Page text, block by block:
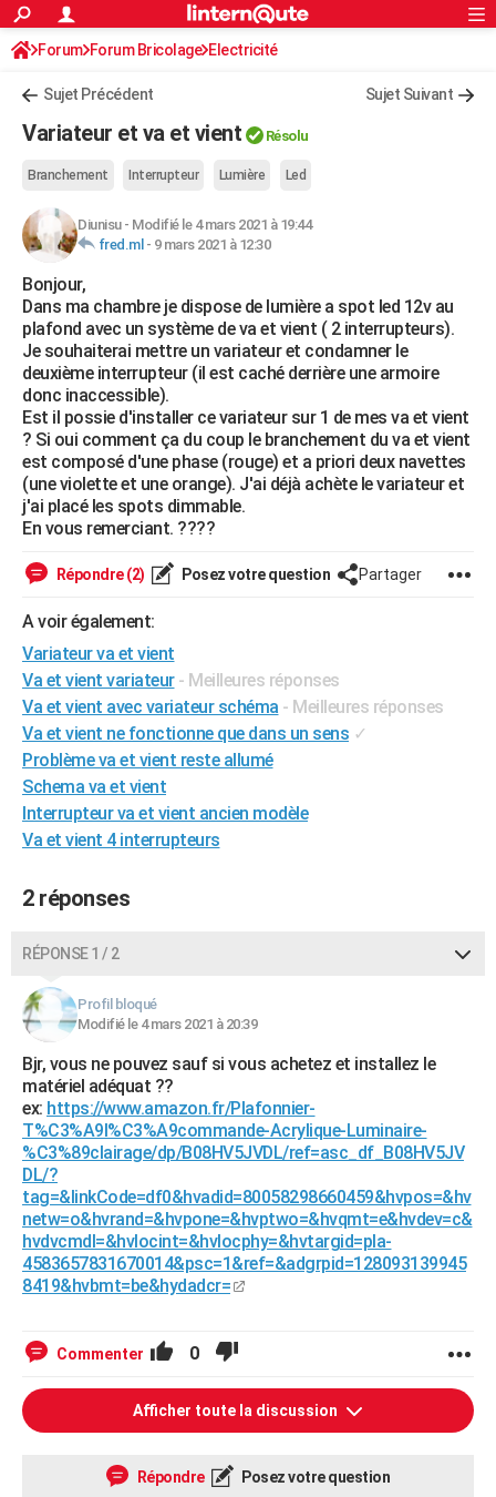
ACTUALITÉS
Politique
Société
Faits Divers
Education
Monde
Villes
+
AUTO
Essais
Réserver un essai
Citadines
Berlines
SUV
Forum auto
+HIGH-TECH
Mobiles
Meilleur smartphone
Internet
Ordinateurs
Jeux vidéo
Guide high-tech
+BRICOLAGE
Forum
Aménagement intérieur
Extérieur
Cuisine
Salle de bains
Jardinage
Rangement
WEEK-END
Guides de France
Escapades
Patrimoine
Expositions
Musées
Week-end nature
+LIFESTYLE
Art de vivre
Bien-être
Loisirs
Mode
Modes de vie
SANTE
Alimentation
Guide de la santé
Maladies
Médicaments
Sommeil
VOYAGE
Destinations
City break
Voyage nature
Voyage de noces
Forum
Climat
+PHOTO
GUIDES D'ACHAT
BONS PLANS
CARTE DE VOEUX
Carte de Noël
Carte Bonne année
Carte Saint-Valentin
Carte Pâques
Carte d'anniversaire
DICTIONNAIRE
Dictionnaire
Biographies
Citations
Expressions
Proverbes
COPAINS D'AVANT
S'inscrire
Se connecter
Lycées
Collèges
Primaires
Universités
Entreprises
Service militaire
Avis de recherche
AVIS DE DÉCÈS
S'inscrire
Connexion
Forum Forum Bricolage Electricité
Sujet Précédent Sujet Suivant
Variateur et va et vient Résolu
Branchement Interrupteur Lumière Led
Diunisu- Modifié le 4 mars 2021 à 19:44
fred.ml - 9 mars 2021 à 12:30
Bonjour,
Dans ma chambre je dispose de lumière a spot led 12v au
plafond avec un système de va et vient ( 2 interrupteurs).
Je souhaiterai mettre un variateur et condamner le
deuxième interrupteur (il est caché derrière une armoire
donc inaccessible).
Est il possie d'installer ce variateur sur 1 de mes va et vient
? Si oui comment ça du coup le branchement du va et vient
est composé d'une phase (rouge) et a priori deux navettes
(une violette et une orange). J'ai déjà achète le variateur et
j'ai placé les spots dimmable.
En vous remerciant. ????
Répondre (2) Posez votre question Partager
A voir également:
Variateur va et vient
Va et vient variateur - Meilleures réponses
Va et vient avec variateur schéma - Meilleures réponses
Va et vient ne fonctionne que dans un sens ✓
Problème va et vient reste allumé
Schema va et vient
Interrupteur va et vient ancien modèle
Va et vient 4 interrupteurs
2 réponses
RÉPONSE 1 / 2
Profil bloqué
Modifié le 4 mars 2021 à 20:39
Bjr, vous ne pouvez sauf si vous achetez et installez le
matériel adéquat ??
ex: https://www.amazon.fr/Plafonnier-
T%C3%A9l%C3%A9commande-Acrylique-Luminaire-
%C3%89clairage/dp/B08HV5JVDL/ref=asc_df_B08HV5JV
DL/?
tag=&linkCode=df0&hvadid=80058298660459&hvpos=&hv
netw=o&hvrand=&hvpone=&hvptwo=&hvqmt=e&hvdev=c&
hvdvcmdl=&hvlocint=&hvlocphy=&hvtargid=pla-
4583657831670014&psc=1&ref=&adgrpid=128093139945
8419&hvbmt=be&hydadcr=
Commenter 0
Afficher toute la discussion
Répondre Posez votre question